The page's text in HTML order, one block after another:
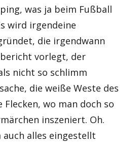
was ja beim Fußball
wird irgendeine
die irgendwann
vorlegt, der
nicht so schlimm
die weiße Weste des
Flecken, wo man doch so
inszeniert. Oh.
alles eingestellt